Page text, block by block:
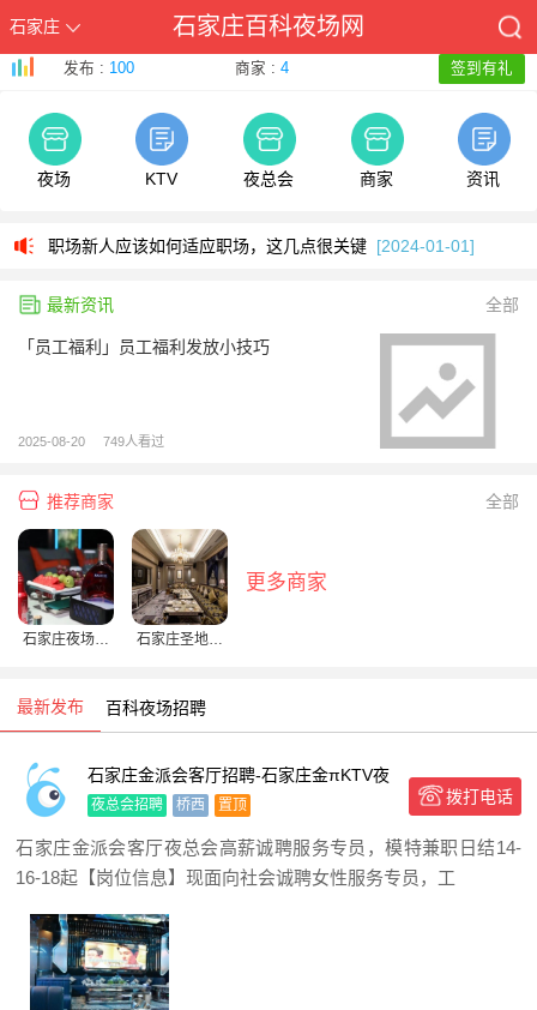
石家庄 石家庄百科夜场网
发布 : 100 商家 :4 签到有礼
夜场 KTV 夜总会 商家 资讯
与客户沟通的技巧有哪些？ [2025-08-20]
职场新人应该如何适应职场，这几点很关键 [2024-01-01]
第一次找实习，有哪些需要注意的？ [2024-01-01]
[2024-01-01]
最新资讯 全部
「员工福利」员工福利发放小技巧
2025-08-20 749人看过
推荐商家 全部
石家庄夜场招
石家庄圣地亚
更多商家
最新发布 百科夜场招聘网-ktv预订信息
石家庄金派会客厅招聘-石家庄金πKTV夜
场高薪聘模特-高端客源成就自我
夜总会招聘 桥西 置顶 拨打电话
石家庄金派会客厅夜总会高薪诚聘服务专员，模特兼职日结14-
16-18起【岗位信息】现面向社会诚聘女性服务专员，工